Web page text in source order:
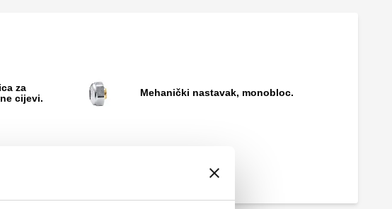
za
cijevi.
Mehanički nastavak, monobloc.